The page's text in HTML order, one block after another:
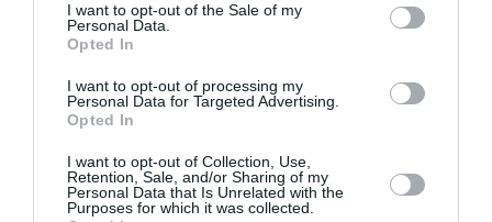
I want to opt-out of the Sale of my
Personal Data.
Opted In
I want to opt-out of processing my
Personal Data for Targeted Advertising.
Opted In
I want to opt-out of Collection, Use,
Retention, Sale, and/or Sharing of my
Personal Data that Is Unrelated with the
Purposes for which it was collected.
να χρησιμοποιήσω μια έκφραση του Μπωντριγιάρ.
Εκεί αχνοφαίνεται η ασυνείδητη εικόνα των
σωμάτων που συναντούν παραμορφωτικούς
καθρέφτες στο καθρέφτισμά τους στο βλέμμα του
Άλλου. Όταν γράφω τα βιβλία μου, όταν αναλύω ως
ψυχαναλύτρια και όταν διδάσκω ψυχανάλυση στο
PSYCHIAMA κινούμαι στην περιοχή του
τρισδιάστατου βλέμματος: α) πώς βλέπω, β) πώς